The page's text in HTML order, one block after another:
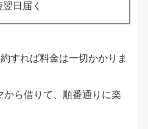
日届く
すれば料金は一切かかりま
から借りて、順番通りに楽